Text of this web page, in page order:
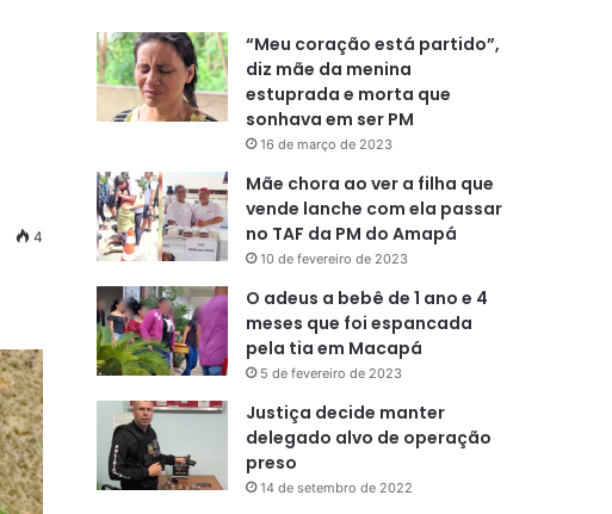
4
“Meu coração está partido”,
diz mãe da menina
estuprada e morta que
sonhava em ser PM
16 de março de 2023
Mãe chora ao ver a filha que
vende lanche com ela passar
no TAF da PM do Amapá
10 de fevereiro de 2023
O adeus a bebê de 1 ano e 4
meses que foi espancada
pela tia em Macapá
5 de fevereiro de 2023
Justiça decide manter
delegado alvo de operação
preso
14 de setembro de 2022